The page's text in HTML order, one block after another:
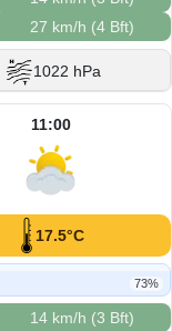
27 km/h (4 Bft)
1022 hPa
11:00
17.5°C
73%
14 km/h (3 Bft)